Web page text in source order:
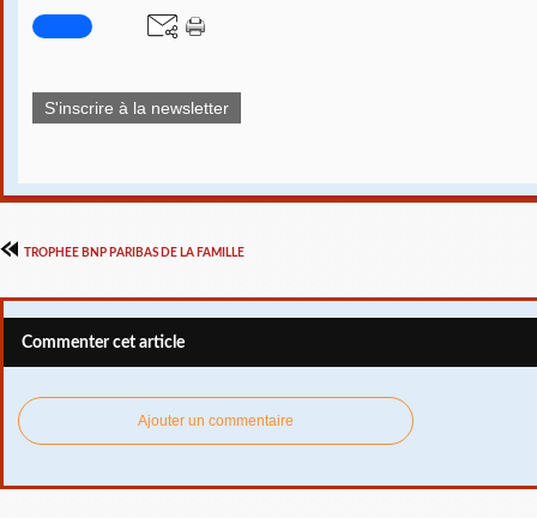
S'inscrire à la newsletter
TROPHEE BNP PARIBAS DE LA FAMILLE
Commenter cet article
Ajouter un commentaire